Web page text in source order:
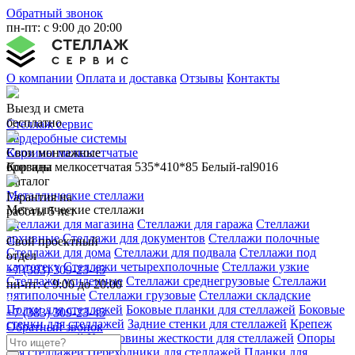
Обратный звонок
пн-пт: с 9:00 до 20:00
О компании Оплата и доставка Отзывы Контакты
Выезд и смета
бесплатно
Свои монтажные
бригады
Гарантия на
работы 5 лет
Свой проектный
отдел
+7 (383) 309-23-45
пн-пт: с 9:00 до 20:00
+7 (383) 309-23-45
Обратный звонок
Стеллаж сервис
Гардеробные системы
Корзины мелкосетчатые
Корзина мелкосетчатая 535*410*85 Белый-ral9016
Каталог
Металлические стеллажи
Металлические стеллажи
Стеллажи для магазина Стеллажи для гаража Стеллажи
архивные Стеллажи для документов Стеллажи полочные
Стеллажи для дома Стеллажи для подвала Стеллажи под
картотеку Стеллажи четырехполочные Стеллажи узкие
Стеллажи усиленные Стеллажи среднегрузовые Стеллажи
пятиполочные Стеллажи грузовые Стеллажи складские
Полки для стеллажей Боковые планки для стеллажей Боковые
стенки для стеллажей Задние стенки для стеллажей Крепеж
для стеллажей Крестовины жесткости для стеллажей Опоры
для стеллажей Переходники для стеллажей Планки для